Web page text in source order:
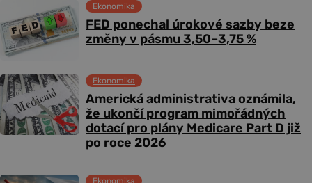
FED ponechal úrokové sazby beze
změny v pásmu 3,50–3,75 %
Ekonomika
Americká administrativa oznámila,
že ukončí program mimořádných
dotací pro plány Medicare Part D již
po roce 2026
Ekonomika
Ekonomika